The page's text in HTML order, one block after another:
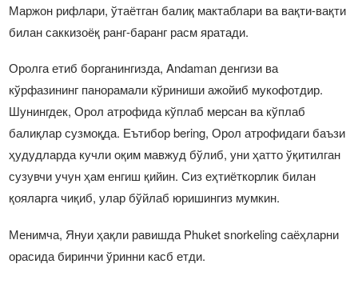
Маржон рифлари, ўтаётган балиқ мактаблари ва вақти-вақти
билан саккизоёқ ранг-баранг расм яратади.
Оролга етиб борганингизда, Andaman денгизи ва
кўрфазининг панорамали кўриниши ажойиб мукофотдир.
Шунингдек, Орол атрофида кўплаб мерcан ва кўплаб
балиқлар сузмоқда. Еътибор bering, Орол атрофидаги баъзи
ҳудудларда кучли оқим мавжуд бўлиб, уни ҳатто ўқитилган
сузувчи учун ҳам енгиш қийин. Сиз еҳтиёткорлик билан
қояларга чиқиб, улар бўйлаб юришингиз мумкин.
Менимча, Януи ҳақли равишда Phuket snorkeling саёҳларни
орасида биринчи ўринни касб етди.